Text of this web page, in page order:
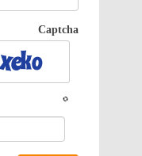
Captcha